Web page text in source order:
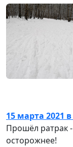
15 марта 2021 в
Прошёл ратрак
осторожнее!